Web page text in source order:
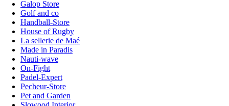
Galop Store
Golf and co
Handball-Store
House of Rugby
La sellerie de Maé
Made in Paradis
Nauti-wave
On-Fight
Padel-Expert
Pecheur-Store
Pet and Garden